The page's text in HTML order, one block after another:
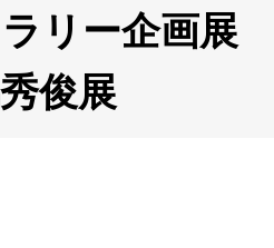
リー企画展
俊展